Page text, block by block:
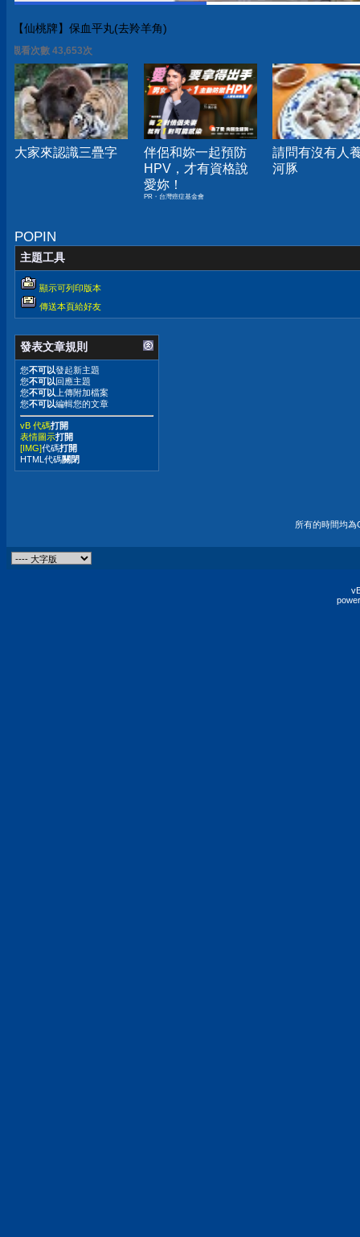
【仙桃牌】保血平丸(去羚羊角)
觀看次數 43,653次
大家來認識三疊字
伴侶和妳一起預防
HPV，才有資格說
愛妳！
PR・台灣癌症基金會
請問有沒有人
河豚
POPIN
主題工具
顯示可列印版本
傳送本頁給好友
發表文章規則
您不可以發起新主題
您不可以回應主題
您不可以上傳附加檔案
您不可以編輯您的文章
vB 代碼打開
表情圖示打開
[IMG]代碼打開
HTML代碼關閉
所有的時間均為